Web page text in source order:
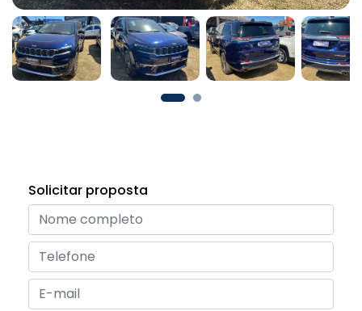
Solicitar proposta